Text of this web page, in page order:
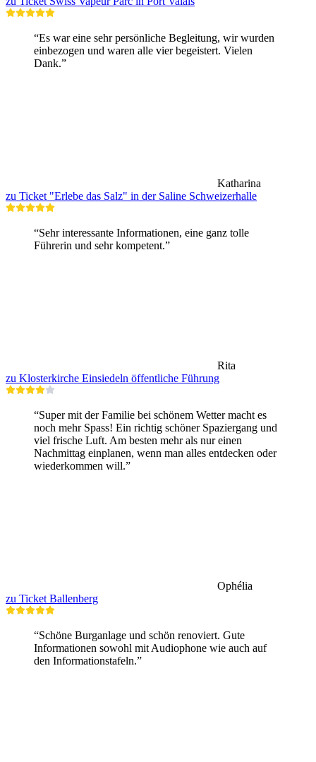
“Es war eine sehr persönliche Begleitung, wir wurden
einbezogen und waren alle vier begeistert. Vielen
Dank.”
Katharina
zu Ticket "Erlebe das Salz" in der Saline Schweizerhalle
“Sehr interessante Informationen, eine ganz tolle
Führerin und sehr kompetent.”
Rita
zu Klosterkirche Einsiedeln öffentliche Führung
“Super mit der Familie bei schönem Wetter macht es
noch mehr Spass! Ein richtig schöner Spaziergang und
viel frische Luft. Am besten mehr als nur einen
Nachmittag einplanen, wenn man alles entdecken oder
wiederkommen will.”
Ophélia
zu Ticket Ballenberg
“Schöne Burganlage und schön renoviert. Gute
Informationen sowohl mit Audiophone wie auch auf
den Informationstafeln.”